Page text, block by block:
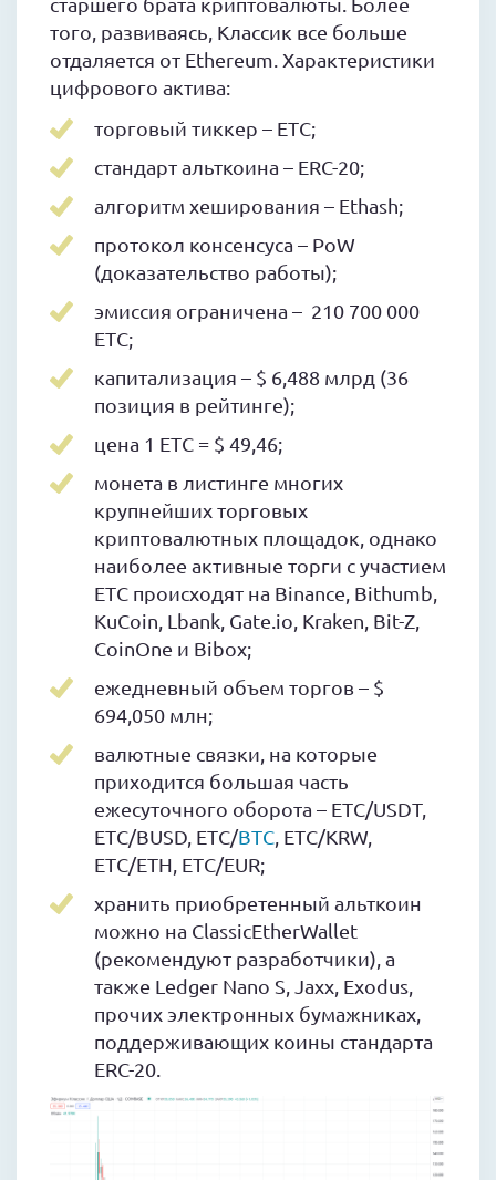
того, развиваясь, Классик все больше
отдаляется от Ethereum. Характеристики
цифрового актива:
торговый тиккер – ETC;
стандарт альткоина – ERC-20;
алгоритм хеширования – Ethash;
протокол консенсуса – PoW
(доказательство работы);
эмиссия ограничена – 210 700 000
ETC;
капитализация – $ 6,488 млрд (36
позиция в рейтинге);
цена 1 ETC = $ 49,46;
монета в листинге многих
крупнейших торговых
криптовалютных площадок, однако
наиболее активные торги с участием
ETC происходят на Binance, Bithumb,
KuCoin, Lbank, Gate.io, Kraken, Bit-Z,
CoinOne и Bibox;
ежедневный объем торгов – $
694,050 млн;
валютные связки, на которые
приходится большая часть
ежесуточного оборота – ETC/USDT,
ETC/BUSD, ETC/BTC , ETC/KRW,
ETC/ETH, ETC/EUR;
хранить приобретенный альткоин
можно на ClassicEtherWallet
(рекомендуют разработчики), а
также Ledger Nano S, Jaxx, Exodus,
прочих электронных бумажниках,
поддерживающих коины стандарта
ERC-20.